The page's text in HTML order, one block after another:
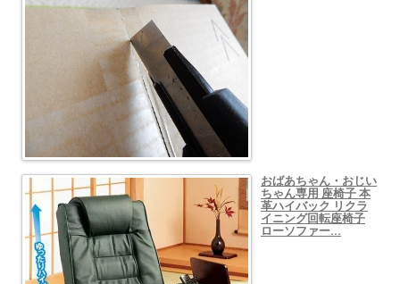
おばあちゃん・おじい
ちゃん専用 座椅子 本
革ハイバック リクラ
イニング回転座椅子
ローソファー…